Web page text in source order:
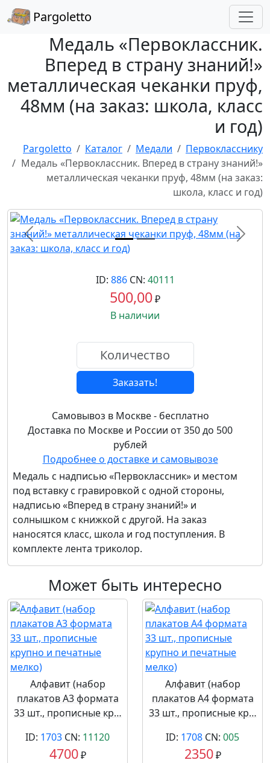
Pargoletto
Медаль «Первоклассник.
Вперед в страну знаний!»
металлическая чеканки пруф,
48мм (на заказ: школа, класс
и год)
Pargoletto Каталог Медали
Первокласснику
Медаль «Первоклассник. Вперед в страну знаний!»
металлическая чеканки пруф, 48мм (на заказ:
школа, класс и год)
Назад
ID: 886CN: 40111
500,00₽
В наличии
Заказать!
Самовывоз в Москве - бесплатно
Доставка по Москве и России от 350 до 500
рублей
Подробнее о доставке и самовывозе
Медаль с надписью «Первоклассник» и местом
под вставку с гравировкой с одной стороны,
надписью «Вперед в страну знаний!» и
солнышком с книжкой с другой. На заказ
наносятся класс, школа и год поступления. В
комплекте лента триколор.
Может быть интересно
Алфавит (набор
плакатов А3 формата
33 шт., прописные кр…
ID: 1703 CN: 11120
4700₽
Алфавит (набор
плакатов А4 формата
33 шт., прописные кр…
ID: 1708 CN: 005
2350₽